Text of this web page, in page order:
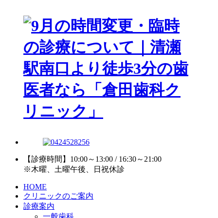
【診療時間】10:00～13:00 / 16:30～21:00
※木曜、土曜午後、日祝休診
HOME
クリニックのご案内
診療案内
一般歯科